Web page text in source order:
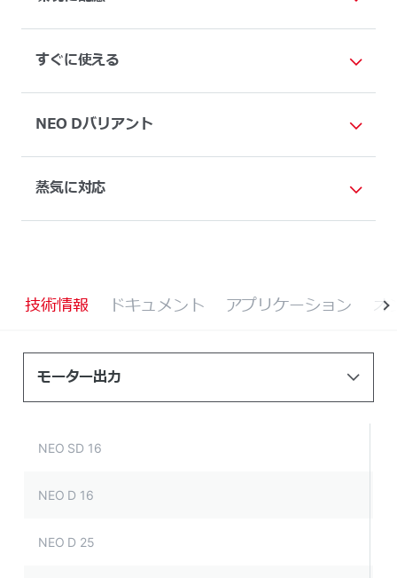
すぐに使える
NEO Dバリアント
蒸気に対応
技術情報 ドキュメント アプリケーション オ
モーター出力
NEO SD 16
NEO D 16
NEO D 25